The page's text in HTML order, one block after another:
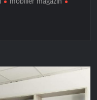
mobilier magazin